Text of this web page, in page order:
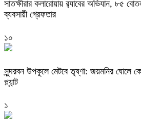
সাতক্ষীরার কলারোয়ায় র‍্যাবের অভিযান, ৮৫
ব্যবসায়ী গ্রেফতার
১০
সুন্দরবন উপকূলে মেটবে তৃষ্ণা: জয়মনির ঘোলে
প্ল্যান্ট
১